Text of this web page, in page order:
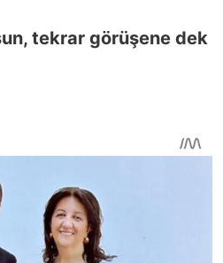
tekrar görüşene dek